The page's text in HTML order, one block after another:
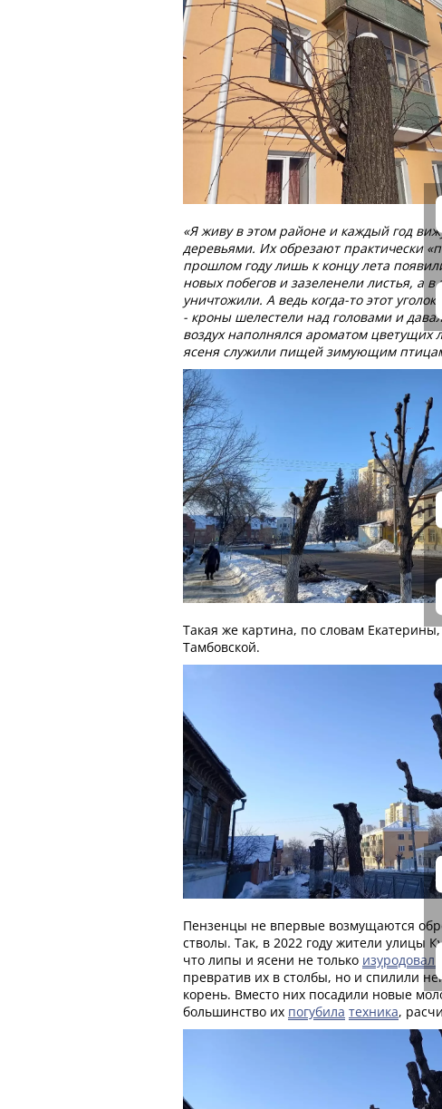
«Я живу в этом районе и каждый год
деревьями. Их обрезают практически
прошлом году лишь к концу лета
новых побегов и зазеленели листья, а в
уничтожили. А ведь когда-то этот
- кроны шелестели над головами и
воздух наполнялся ароматом цветущих
ясеня служили пищей зимующим
Такая же картина, по словам
Тамбовской.
Пензенцы не впервые возмущаются
стволы. Так, в 2022 году жители улицы
что липы и ясени не только изуродовали
превратив их в столбы, но и спилили
корень. Вместо них посадили новые
большинство их погубила техника,